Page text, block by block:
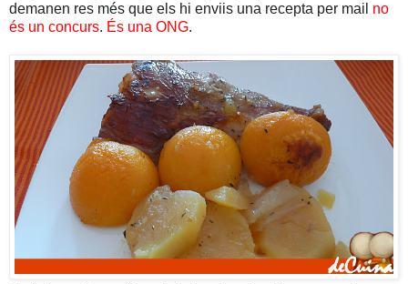
demanen res més que els hi enviis una recepta per mail no
és un concurs. És una ONG.